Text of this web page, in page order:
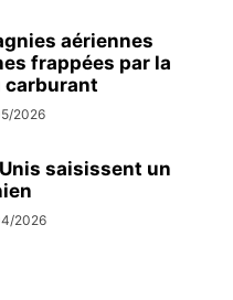
aériennes
frappées par la
carburant
2026
saisissent un
2026